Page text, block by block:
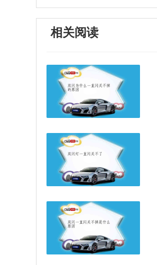
相关阅读